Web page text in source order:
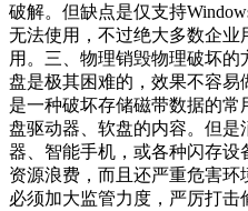
破解。但缺点是仅支持
无法使用，不过绝大多数企
用。三、物理销毁物理破坏
盘是极其困难的，效果不容
是一种破坏存储磁带数据的
盘驱动器、软盘的内容。但
器、智能手机，或各种闪存
资源浪费，而且还严重危害环
必须加大监管力度，严厉打